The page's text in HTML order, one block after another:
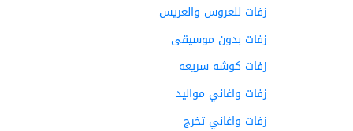
زفات للعروس والعريس
زفات بدون موسيقى
زفات كوشه سريعه
زفات واغاني مواليد
زفات واغاني تخرج